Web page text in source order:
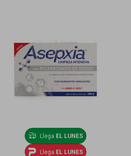
Llega EL LUNES
Llega EL LUNES